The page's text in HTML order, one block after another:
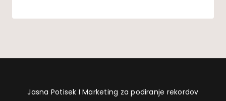
Jasna Potisek I Marketing za podiranje rekordov